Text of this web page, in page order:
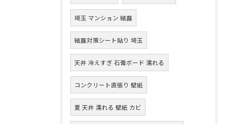
埼玉 マンション 結露
結露対策シート貼り 埼玉
天井 冷えすぎ 石膏ボード 濡れる
コンクリート直張り 壁紙
夏 天井 濡れる 壁紙 カビ